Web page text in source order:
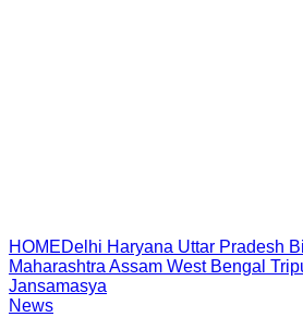
HOMEDelhi Haryana Uttar Pradesh
Maharashtra Assam West Bengal
Jansamasya
News